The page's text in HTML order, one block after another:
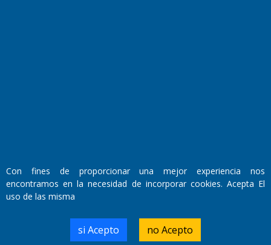
Domicilio Legal: José Ingenieros 855,
Santa Rosa, La Pampa.
RL-2019-55551274-APN-DNDA#MJ
Con fines de proporcionar una mejor experiencia nos
encontramos en la necesidad de incorporar cookies. Acepta El
uso de las misma
si Acepto no Acepto